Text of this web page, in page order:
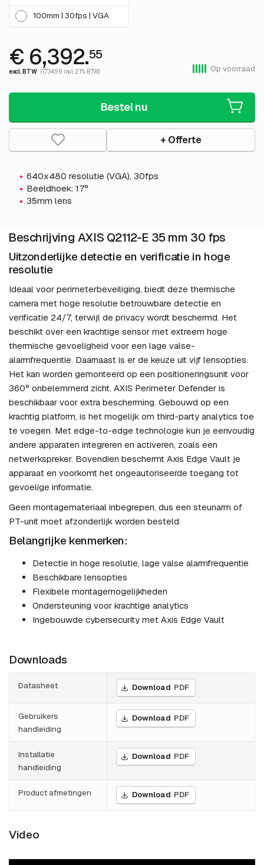
100mm | 30fps | VGA
€ 6,392.55
excl. BTW (7,734.99 incl. 21% BTW) Op voorraad
Bestel nu
+ Offerte
640x480 resolutie (VGA), 30fps
Beeldhoek: 17°
35mm lens
Beschrijving AXIS Q2112-E 35 mm 30 fps
Uitzonderlijke detectie en verificatie in hoge
resolutie
Ideaal voor perimeterbeveiliging, biedt deze thermische
camera met hoge resolutie betrouwbare detectie en
verificatie 24/7, terwijl de privacy wordt beschermd. Het
beschikt over een krachtige sensor met extreem hoge
thermische gevoeligheid voor een lage valse-
alarmfrequentie. Daarnaast is er de keuze uit vijf lensopties.
Het kan worden gemonteerd op een positioneringsunit voor
360° onbelemmerd zicht. AXIS Perimeter Defender is
beschikbaar voor extra bescherming. Gebouwd op een
krachtig platform, is het mogelijk om third-party analytics toe
te voegen. Met edge-to-edge technologie kun je eenvoudig
andere apparaten integreren en activeren, zoals een
netwerkspreker. Bovendien beschermt Axis Edge Vault je
apparaat en voorkomt het ongeautoriseerde toegang tot
gevoelige informatie.
Geen montagemateriaal inbegrepen, dus een steunarm of
PT-unit moet afzonderlijk worden besteld.
Belangrijke kenmerken:
Detectie in hoge resolutie, lage valse alarmfrequentie
Beschikbare lensopties
Flexibele montagemogelijkheden
Ondersteuning voor krachtige analytics
Ingebouwde cybersecurity met Axis Edge Vault
Downloads
Datasheet Download PDF
Gebruikers
handleiding
Download PDF
Installatie
handleiding
Download PDF
Product afmetingen Download PDF
Video